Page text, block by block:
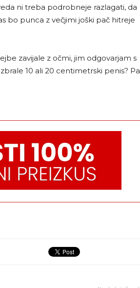
ni treba podrobneje razlagati, da
bo punca z večjimi joški pač hitreje
zavijale z očmi, jim odgovarjam s
10 ali 20 centimetrski penis? Pa